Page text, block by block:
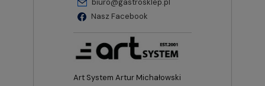
biuro@gastrosklep.pl
Nasz Facebook
Art System Artur Michałowski